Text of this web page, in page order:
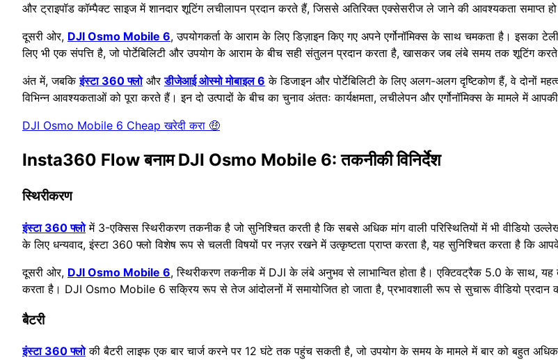
और ट्राइपॉड कॉम्पैक्ट साइज में शानदार शूटिंग लचीलापन प्रदान करते हैं, जिससे अतिरिक्त एक्सेसरीज ले जाने की आवश्यकता समाप्त हो
दूसरी ओर, DJI Osmo Mobile 6, उपयोगकर्ता के आराम के लिए डिज़ाइन किए गए अपने एर्गोनॉमिक्स के साथ चमकता है। इसका
लिए भी एक संपत्ति है, जो पोर्टेबिलिटी और उपयोग के आराम के बीच सही संतुलन प्रदान करता है, खासकर जब लंबे समय तक शूटिंग
अंत में, जबकिइंस्टा 360 फ्लोऔरडीजेआई ओस्मो मोबाइल 6 के डिजाइन और पोर्टेबिलिटी के लिए अलग-अलग दृष्टिकोण हैं, वे दोनों
विभिन्न आवश्यकताओं को पूरा करते हैं। इन दो उत्पादों के बीच का चुनाव अंततः कार्यक्षमता, लचीलेपन और एर्गोनॉमिक्स के मामले में आपकी
DJI Osmo Mobile 6 Cheap खरेदी करा 🤑
Insta360 Flow बनाम DJI Osmo Mobile 6: तकनीकी विनिर्देश
स्थिरीकरण
इंस्टा 360 फ्लोमें 3-एक्सिस स्थिरीकरण तकनीक है जो सुनिश्चित करती है कि सबसे अधिक मांग वाली परिस्थितियों में भी वीडियो
के लिए धन्यवाद, इंस्टा 360 फ्लो विशेष रूप से चलती विषयों पर नज़र रखने में उत्कृष्टता प्राप्त करता है, यह सुनिश्चित करता है कि
दूसरी ओर, DJI Osmo Mobile 6, स्थिरीकरण तकनीक में DJI के लंबे अनुभव से लाभान्वित होता है। एक्टिवट्रैक 5.0 के साथ, यह
करता है। DJI Osmo Mobile 6 सक्रिय रूप से तेज आंदोलनों में समायोजित हो जाता है, प्रभावशाली रूप से सुचारू वीडियो प्रदान
बैटरी
इंस्टा 360 फ्लोकी बैटरी लाइफ एक बार चार्ज करने पर 12 घंटे तक पहुंच सकती है, जो उपयोग के समय के मामले में बार को बहुत